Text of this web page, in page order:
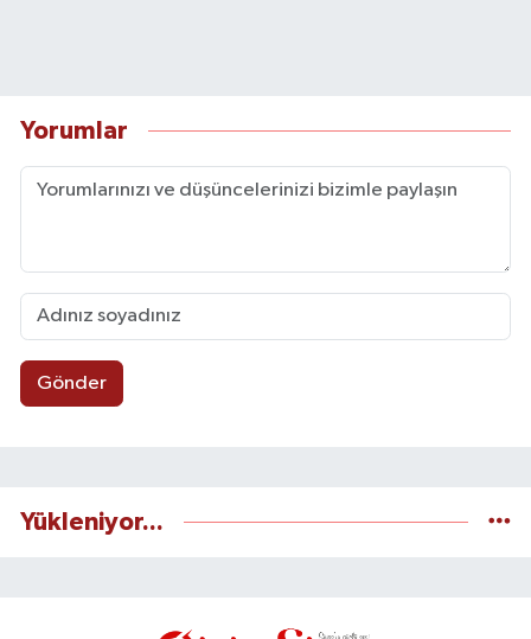
Yorumlar
Gönder
Yükleniyor...